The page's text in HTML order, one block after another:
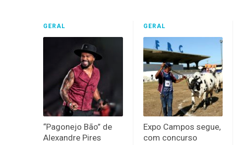
GERAL
“Pagonejo Bão” de
Alexandre Pires
GERAL
Expo Campos segue,
com concurso